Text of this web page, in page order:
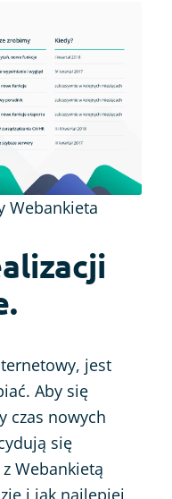
Webankieta
jest
Aby się
czas nowych
się
Webankietą
i jak najlepiej